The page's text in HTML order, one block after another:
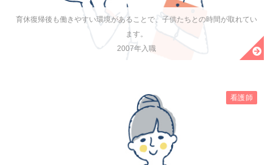
育休復帰後も働きやすい環境があることで、子供たちとの時間が取れてい
ます。
2007年入職
看護師